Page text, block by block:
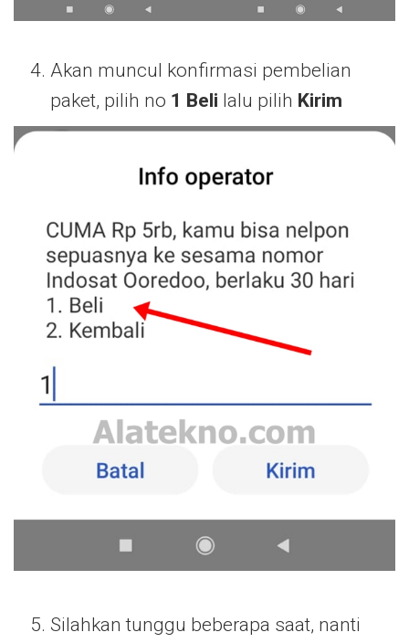
Akan muncul konfirmasi pembelian
paket, pilih no 1 Beli lalu pilih Kirim
Silahkan tunggu beberapa saat, nanti